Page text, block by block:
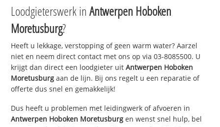
Loodgieterswerk inAntwerpen Hoboken
Moretusburg?
Heeft u lekkage, verstopping of geen warm water? Aarzel
niet en neem direct contact met ons op via 03-8085500. U
krijgt dan direct een loodgieter uitAntwerpen Hoboken
Moretusburg aan de lijn. Bij ons regelt u een reparatie of
offerte dus snel en gemakkelijk!
Dus heeft u problemen met leidingwerk of afvoeren in
Antwerpen Hoboken Moretusburg en wenst snel hulp, bel